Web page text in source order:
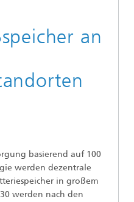
an
basierend auf 100
werden dezentrale
in großem
werden nach den